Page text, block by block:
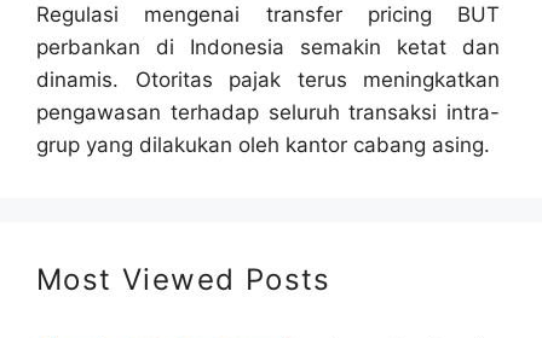
Regulasi mengenai transfer pricing BUT
perbankan di Indonesia semakin ketat dan
dinamis. Otoritas pajak terus meningkatkan
pengawasan terhadap seluruh transaksi intra-
grup yang dilakukan oleh kantor cabang asing.
Most Viewed Posts